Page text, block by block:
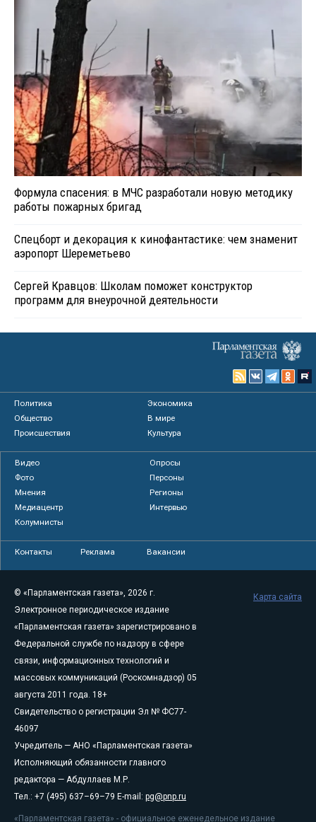
Формула спасения: в МЧС разработали новую методику
работы пожарных бригад
Спецборт и декорация к кинофантастике: чем знаменит
аэропорт Шереметьево
Сергей Кравцов: Школам поможет конструктор
программ для внеурочной деятельности
Политика
Экономика
Общество
В мире
Происшествия
Культура
Видео
Опросы
Фото
Персоны
Мнения
Регионы
Медиацентр
Интервью
Колумнисты
Контакты Реклама Вакансии
© «Парламентская газета», 2026 г.
Электронное периодическое издание
«Парламентская газета» зарегистрировано в
Федеральной службе по надзору в сфере
связи, информационных технологий и
массовых коммуникаций (Роскомнадзор) 05
августа 2011 года. 18+
Свидетельство о регистрации Эл № ФС77-
46097
Учредитель — АНО «Парламентская газета»
Исполняющий обязанности главного
редактора — Абдуллаев М.Р.
Тел.: +7 (495) 637–69–79 E-mail: pg@pnp.ru
«Парламентская газета» - официальное еженедельное издание
Карта сайта